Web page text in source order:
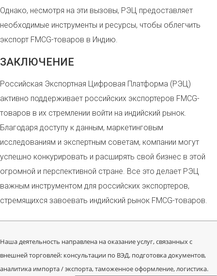
Однако, несмотря на эти вызовы, РЭЦ предоставляет
необходимые инструменты и ресурсы, чтобы облегчить
экспорт FMCG-товаров в Индию.
ЗАКЛЮЧЕНИЕ
Российская Экспортная Цифровая Платформа (РЭЦ)
активно поддерживает российских экспортеров FMCG-
товаров в их стремлении войти на индийский рынок.
Благодаря доступу к данным, маркетинговым
исследованиям и экспертным советам, компании могут
успешно конкурировать и расширять свой бизнес в этой
огромной и перспективной стране. Все это делает РЭЦ
важным инструментом для российских экспортеров,
стремящихся завоевать индийский рынок FMCG-товаров.
Наша деятельность направлена на оказание услуг, связанных с
внешней торговлей: консультации по ВЭД, подготовка документов,
аналитика импорта / экспорта, таможенное оформление, логистика.